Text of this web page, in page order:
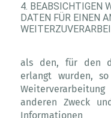
4. BEABSICHTIGEN
DATEN FÜR EINEN
als den, für den
erlangt wurden,
anderen Zweck